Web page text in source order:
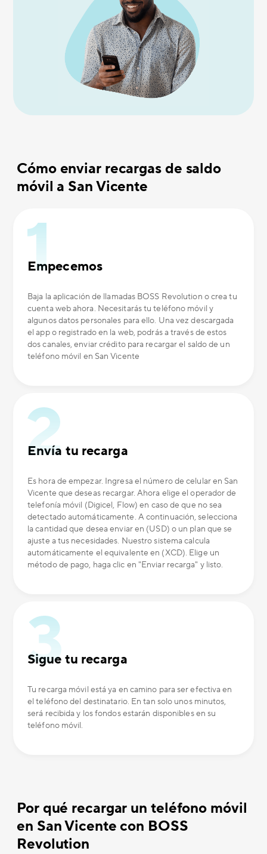
Cómo enviar recargas de saldo
móvil a San Vicente
Empecemos
Baja la aplicación de llamadas BOSS Revolution o crea tu
cuenta web ahora. Necesitarás tu teléfono móvil y
algunos datos personales para ello. Una vez descargada
el app o registrado en la web, podrás a través de estos
dos canales, enviar crédito para recargar el saldo de un
teléfono móvil en San Vicente
Envía tu recarga
Es hora de empezar. Ingresa el número de celular en San
Vicente que deseas recargar. Ahora elige el operador de
telefonía móvil (Digicel, Flow) en caso de que no sea
detectado automáticamente. A continuación, selecciona
la cantidad que desea enviar en (USD) o un plan que se
ajuste a tus necesidades. Nuestro sistema calcula
automáticamente el equivalente en (XCD). Elige un
método de pago, haga clic en "Enviar recarga" y listo.
Sigue tu recarga
Tu recarga móvil está ya en camino para ser efectiva en
el teléfono del destinatario. En tan solo unos minutos,
será recibida y los fondos estarán disponibles en su
teléfono móvil.
Por qué recargar un teléfono móvil
en San Vicente con BOSS
Revolution